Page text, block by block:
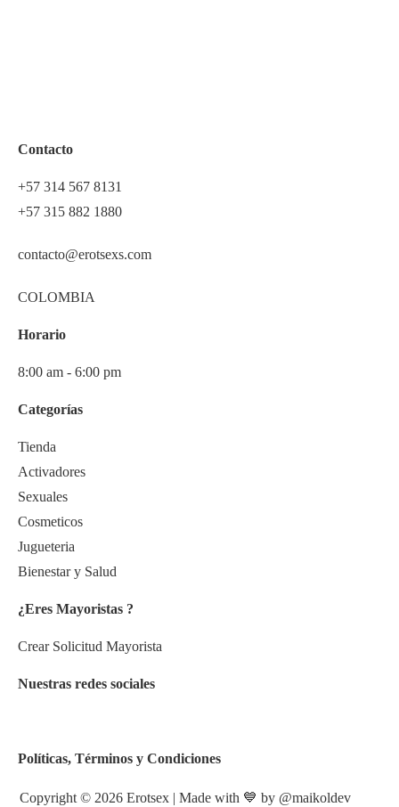
Contacto
+57 314 567 8131
+57 315 882 1880
contacto@erotsexs.com
COLOMBIA
Horario
8:00 am - 6:00 pm
Categorías
Tienda
Activadores
Sexuales
Cosmeticos
Jugueteria
Bienestar y Salud
¿Eres Mayoristas ?
Crear Solicitud Mayorista
Nuestras redes sociales
Políticas, Términos y Condiciones
Copyright © 2026 Erotsex | Made with 💙 by @maikoldev